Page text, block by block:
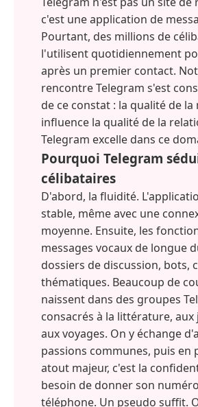
c'est une application de
Pourtant, des millions de
l'utilisent quotidiennement
après un premier contact.
rencontre Telegram s'est
de ce constat : la qualité de la
influence la qualité de la
Telegram excelle dans ce
Pourquoi Telegram
célibataires
D'abord, la fluidité.
stable, même avec une
moyenne. Ensuite, les
messages vocaux de longue
dossiers de discussion, bots,
thématiques. Beaucoup de
naissent dans des groupes
consacrés à la littérature, aux
aux voyages. On y échange
passions communes, puis en
atout majeur, c'est la
besoin de donner son
téléphone. Un pseudo suffit.